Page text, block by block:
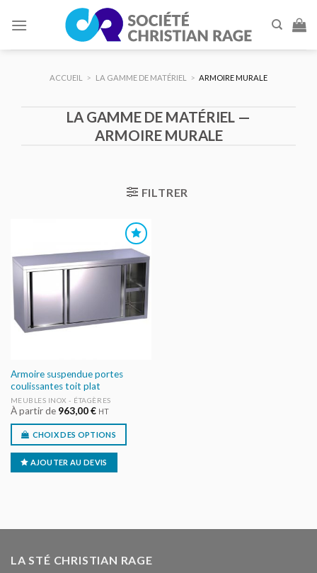
ACCUEIL > LA GAMME DE MATÉRIEL > ARMOIRE MURALE
LA GAMME DE MATÉRIEL —
ARMOIRE MURALE
FILTRER
AJOUTER
AU DEVIS
Armoire suspendue portes
coulissantes toit plat
MEUBLES INOX - ÉTAGÈRES
À partir de 963,00€ HT
CHOIX DES OPTIONS
AJOUTER AU DEVIS
LA STÉ CHRISTIAN RAGE